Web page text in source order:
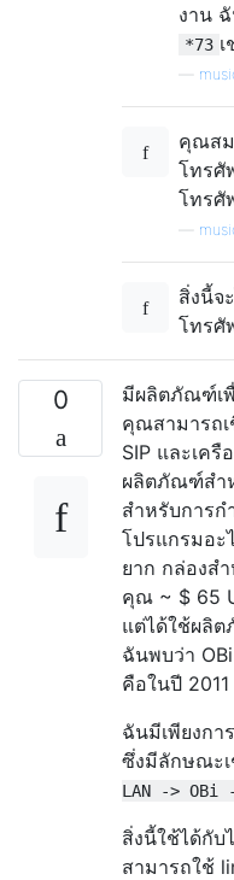
งาน
*73
คุณส
โทรศั
โทรศั
สิ่งนี้จ
โทรศั
0 มีผลิตภัณฑ์เ
คุณสามารถเ
SIP และเค
ผลิตภัณฑ์สำ
สำหรับการ
โปรแกรมอะ
ยาก กล่องส
คุณ ~ $ 65
แต่ได้ใช้ผลิ
ฉันพบว่า
คือในปี 2011
ฉันมีเพียงกา
ซึ่งมีลักษณะ
LAN -> OBi
สิ่งนี้ใช้ได้กับ
สามารถใช้